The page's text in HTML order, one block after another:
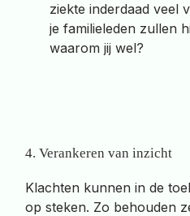
ziekte inderdaad veel
je familieleden zullen
waarom jij wel?
4. Verankeren van inzicht
Klachten kunnen in de
op steken. Zo behouden